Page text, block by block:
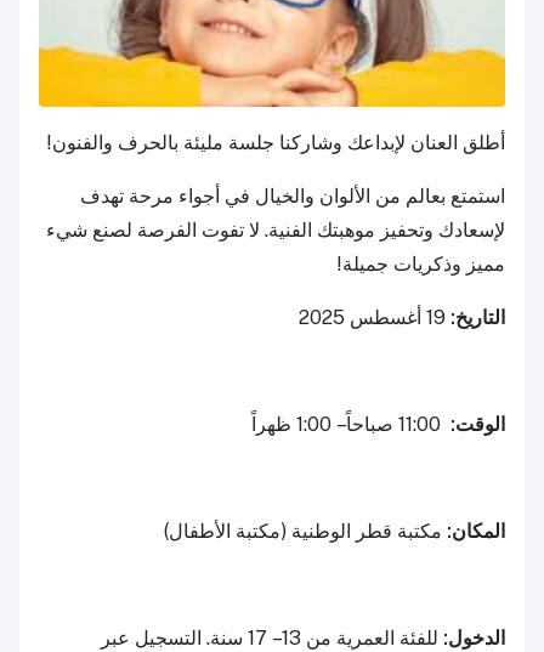
أطلق العنان لإبداعك وشاركنا جلسة مليئة بالحرف والفنون!
استمتع بعالم من الألوان والخيال في أجواء مرحة تهدف
لإسعادك وتحفيز موهبتك الفنية. لا تفوت الفرصة لصنع شيء
مميز وذكريات جميلة!
التاريخ: 19 أغسطس 2025
الوقت:
المكان: مكتبة قطر الوطنية (مكتبة الأطفال)
الدخول: للفئة العمرية من 13 – 17 سنة. التسجيل عبر